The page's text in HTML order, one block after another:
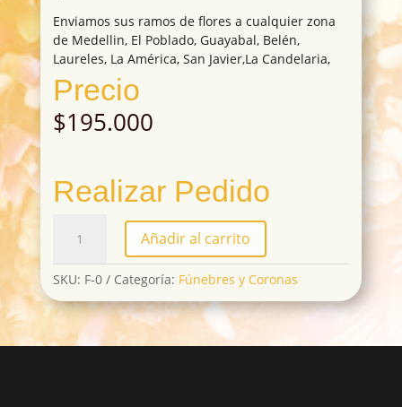
Enviamos sus ramos de flores a cualquier zona
de Medellin, El Poblado, Guayabal, Belén,
Laureles, La América, San Javier,La Candelaria,
Precio
$195.000
Realizar Pedido
cantidad
Añadir al carrito
SKU: F-0 Categoría: Fúnebres y Coronas